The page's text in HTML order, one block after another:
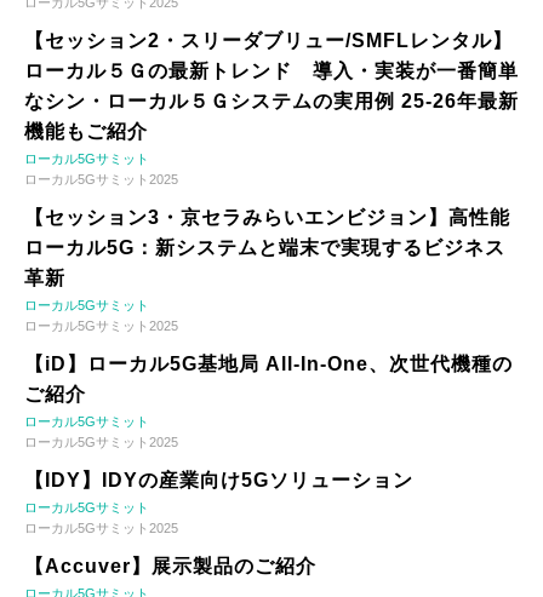
ローカル5Gサミット2025
【セッション2・スリーダブリュー/SMFLレンタル】
ローカル５Ｇの最新トレンド 導入・実装が一番簡単
なシン・ローカル５Ｇシステムの実用例 25-26年最新
機能もご紹介
ローカル5Gサミット
ローカル5Gサミット2025
【セッション3・京セラみらいエンビジョン】高性能
ローカル5G：新システムと端末で実現するビジネス
革新
ローカル5Gサミット
ローカル5Gサミット2025
【iD】ローカル5G基地局 All-In-One、次世代機種の
ご紹介
ローカル5Gサミット
ローカル5Gサミット2025
【IDY】IDYの産業向け5Gソリューション
ローカル5Gサミット
ローカル5Gサミット2025
【Accuver】展示製品のご紹介
ローカル5Gサミット